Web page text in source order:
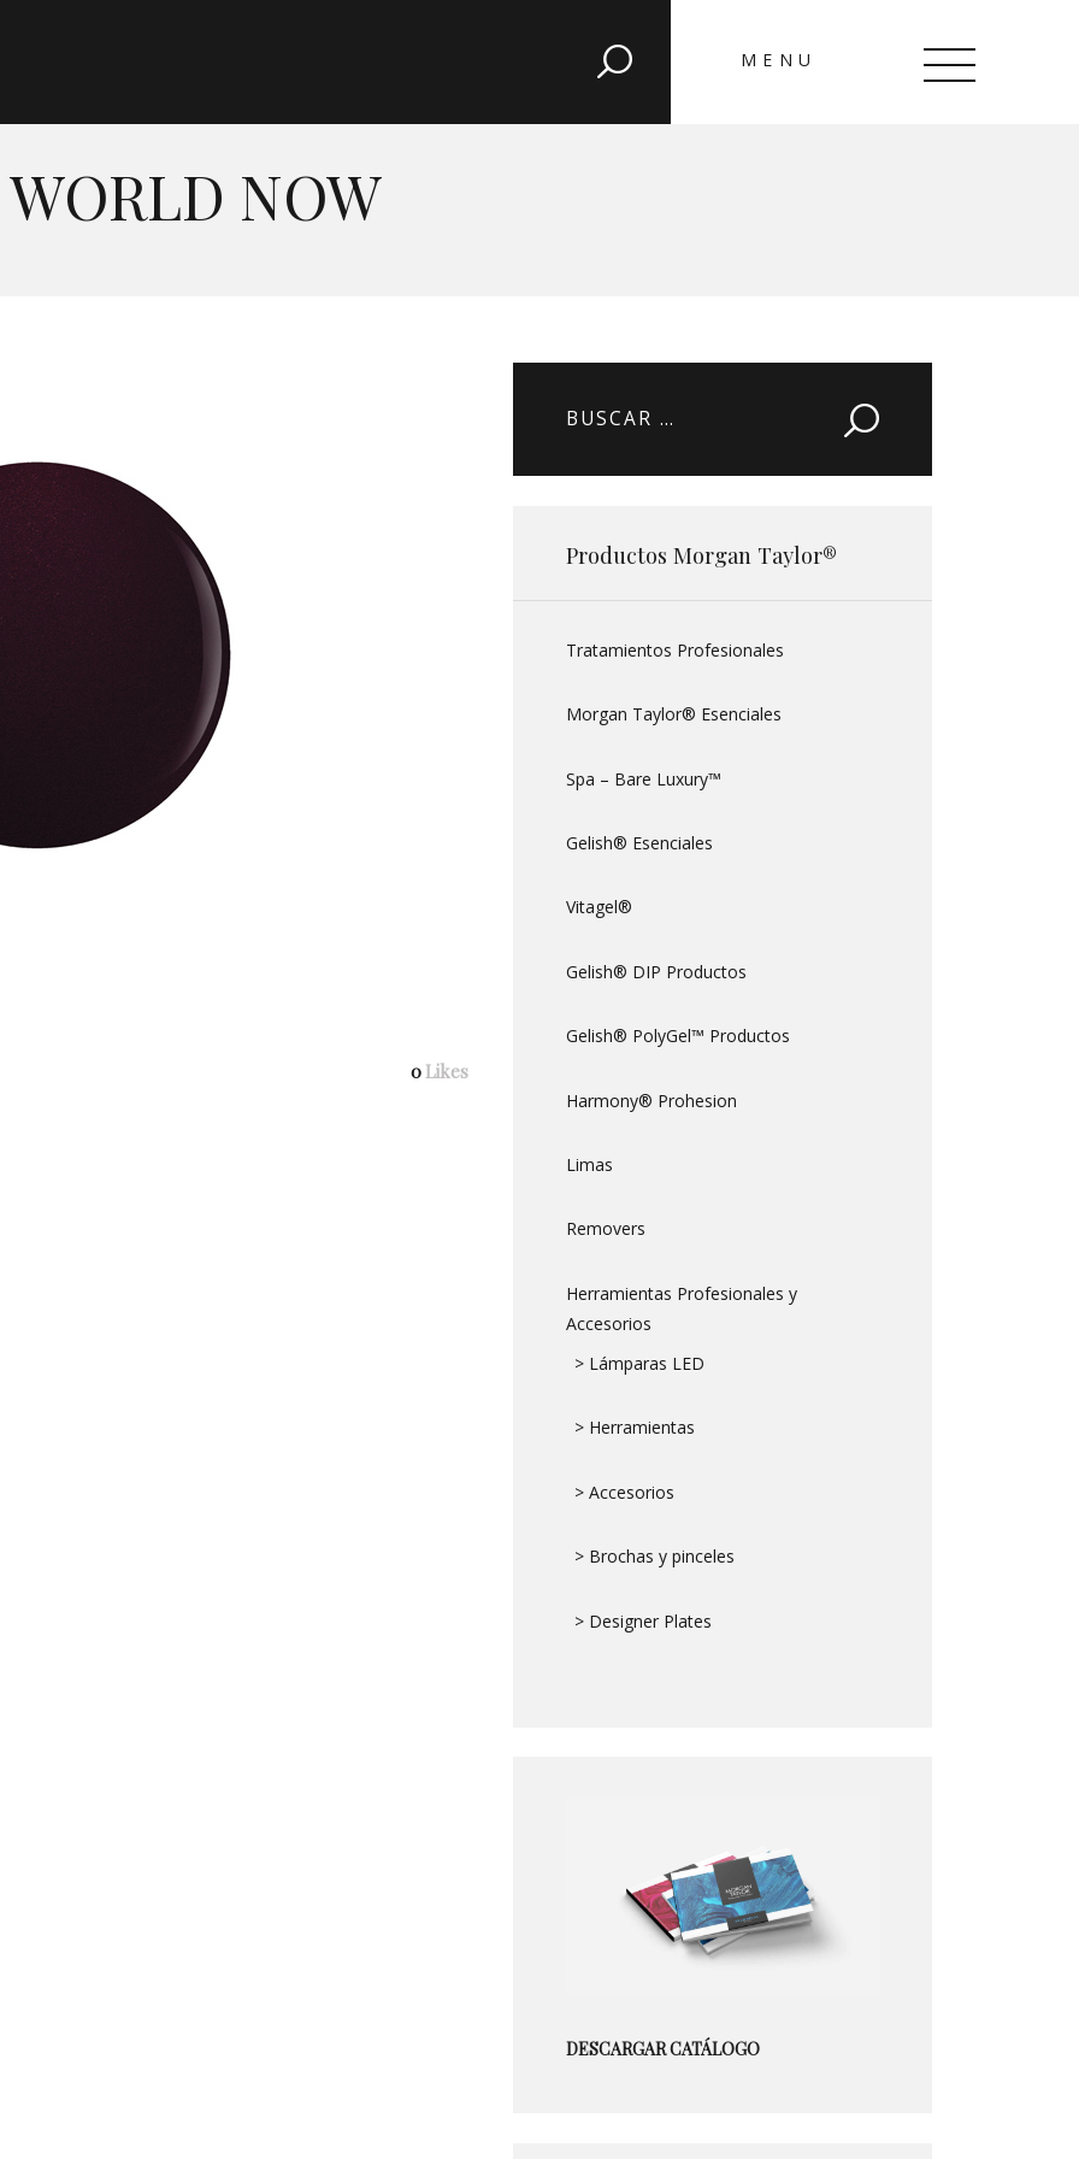
MENU
NOW
CLOSE
Cartas de Color
0 Likes
Buscar:
Productos Morgan Taylor®
Tratamientos Profesionales
Morgan Taylor® Esenciales
Spa – Bare Luxury™
Gelish® Esenciales
Vitagel®
Gelish® DIP Productos
Gelish® PolyGel™ Productos
Harmony® Prohesion
Limas
Removers
Herramientas Profesionales y
Accesorios
> Lámparas LED
> Herramientas
> Accesorios
> Brochas y pinceles
> Designer Plates
DESCARGAR CATÁLOGO